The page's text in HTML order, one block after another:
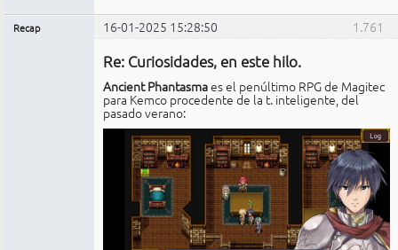
1.761
Recap 16-01-2025 15:28:50
Re: Curiosidades, en este hilo.
Ancient Phantasmaes el penúltimo RPG de Magitec
para Kemco procedente de la t. inteligente, del
pasado verano: